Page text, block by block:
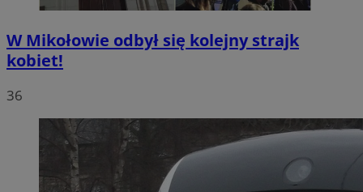
W Mikołowie odbył się kolejny strajk
kobiet!
36